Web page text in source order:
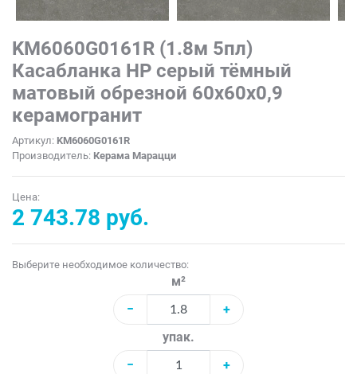
KM6060G0161R (1.8м 5пл)
Касабланка HP серый тёмный
матовый обрезной 60x60x0,9
керамогранит
Артикул: KM6060G0161R
Производитель: Керама Марацци
Цена:
2 743.78 руб.
Выберите необходимое количество:
м²
−
+
упак.
−
+